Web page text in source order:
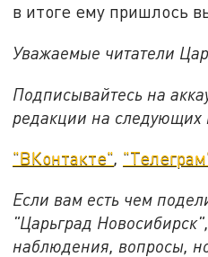
в итоге ему пришлось
Уважаемые читатели
Подписывайтесь на
редакции на следующих
"ВКонтакте",
Если вам есть чем
"Царьград
наблюдения, вопросы,